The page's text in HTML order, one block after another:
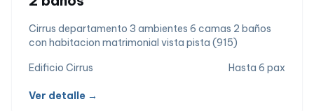
Cirrus departamento 3 ambientes 6 camas 2 baños
con habitacion matrimonial vista pista (915)
Edificio Cirrus
Hasta 6 pax
Ver detalle →